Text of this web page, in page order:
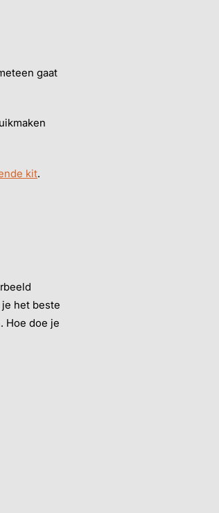
gaat
kit.
het beste
Hoe doe je